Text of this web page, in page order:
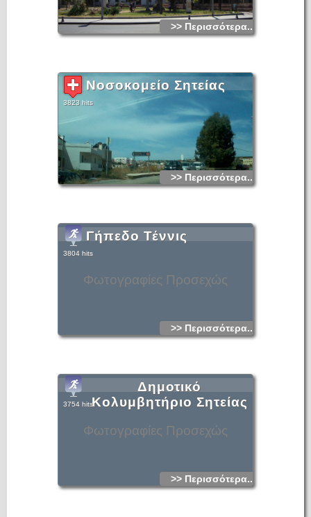
>> Περισσότερα...
Νοσοκομείο Σητείας
3823 hits
>> Περισσότερα...
Φωτογραφίες Προσεχώς
Γήπεδο Τέννις
3804 hits
>> Περισσότερα...
Φωτογραφίες Προσεχώς
Δημοτικό
Κολυμβητήριο Σητείας
3754 hits
>> Περισσότερα...